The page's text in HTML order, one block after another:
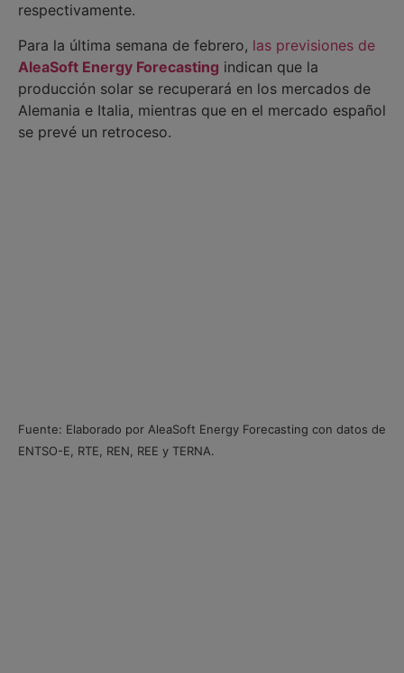
respectivamente.
Para la última semana de febrero, las previsiones de
AleaSoft Energy Forecasting indican que la
producción solar se recuperará en los mercados de
Alemania e Italia, mientras que en el mercado español
se prevé un retroceso.
Fuente: Elaborado por AleaSoft Energy Forecasting con datos de
ENTSO-E, RTE, REN, REE y TERNA.